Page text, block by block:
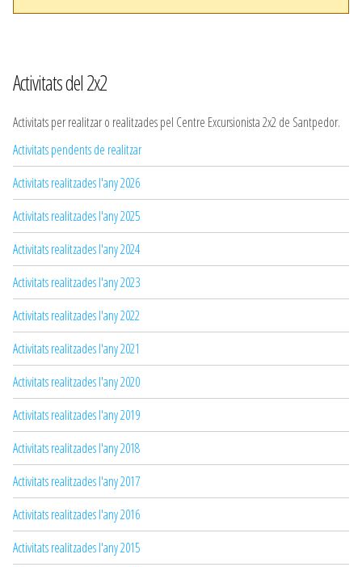
Activitats del 2x2
Activitats per realitzar o realitzades pel Centre Excursionista 2x2 de Santpedor.
Activitats pendents de realitzar
Activitats realitzades l'any 2026
Activitats realitzades l'any 2025
Activitats realitzades l'any 2024
Activitats realitzades l'any 2023
Activitats realitzades l'any 2022
Activitats realitzades l'any 2021
Activitats realitzades l'any 2020
Activitats realitzades l'any 2019
Activitats realitzades l'any 2018
Activitats realitzades l'any 2017
Activitats realitzades l'any 2016
Activitats realitzades l'any 2015